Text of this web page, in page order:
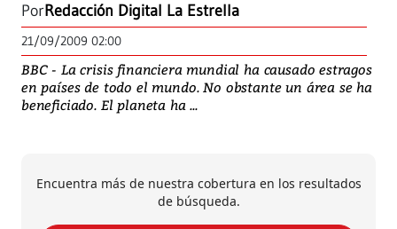
PorRedacción Digital La Estrella
21/09/2009 02:00
BBC - La crisis financiera mundial ha causado estragos
en países de todo el mundo. No obstante un área se ha
beneficiado. El planeta ha ...
Encuentra más de nuestra cobertura en los resultados
de búsqueda.